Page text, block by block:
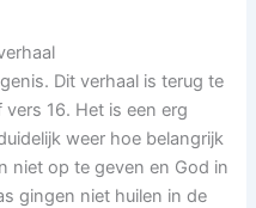
Dit verhaal is terug te
16. Het is een erg
weer hoe belangrijk
niet op te geven en God in
gingen niet huilen in de